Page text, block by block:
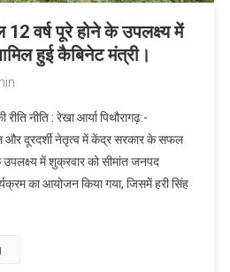
वर्ष पूरे होने के उपलक्ष्य में
हुई कैबिनेट मंत्री।
नीति : रेखा आर्या पिथौरागढ़:-
और दूरदर्शी नेतृत्व में केंद्र सरकार के सफल
उपलक्ष्य में शुक्रवार को सीमांत जनपद
का आयोजन किया गया, जिसमें हरी सिंह